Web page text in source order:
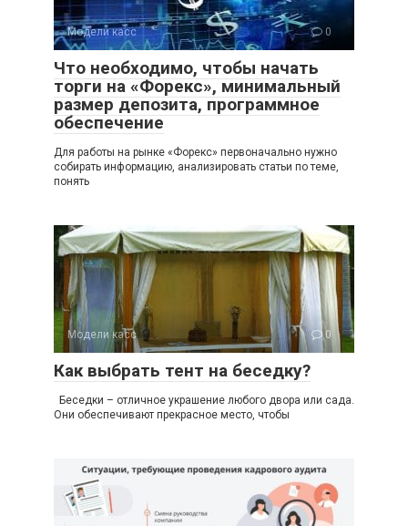
Модели касс 0
Что необходимо, чтобы начать
торги на «Форекс», минимальный
размер депозита, программное
обеспечение
Для работы на рынке «Форекс» первоначально нужно
собирать информацию, анализировать статьи по теме,
понять
Модели касс 0
Как выбрать тент на беседку?
Беседки – отличное украшение любого двора или сада.
Они обеспечивают прекрасное место, чтобы